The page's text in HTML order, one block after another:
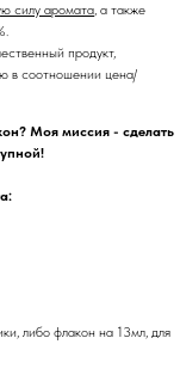
силу аромата, а также
продукт,
в соотношении цена/
Моя миссия - сделать
либо флакон на 13мл, для